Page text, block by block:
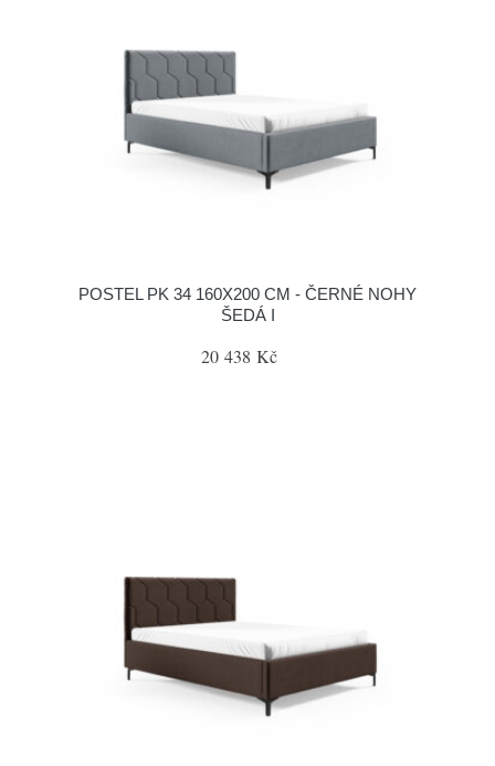
POSTEL PK 34 160X200 CM - ČERNÉ NOHY
ŠEDÁ I
20 438 Kč